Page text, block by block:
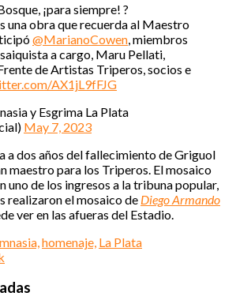
¡para siempre! ?
una obra que recuerda al Maestro
@MarianoCowen , miembros
a cargo, Maru Pellati,
de Artistas Triperos, socios e
AX1jL9fFJG
y Esgrima La Plata
May 7, 2023
a dos años del fallecimiento de Griguol
maestro para los Triperos. El mosaico
uno de los ingresos a la tribuna popular,
realizaron el mosaico de Diego Armando
ver en las afueras del Estadio.
homenaje, La Plata